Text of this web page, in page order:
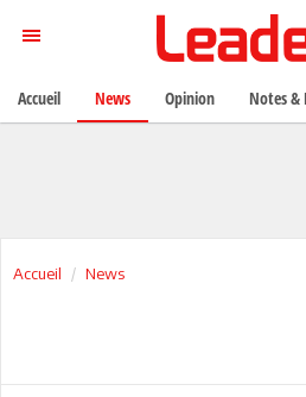
Accueil News
Accueil News Opinion Notes &